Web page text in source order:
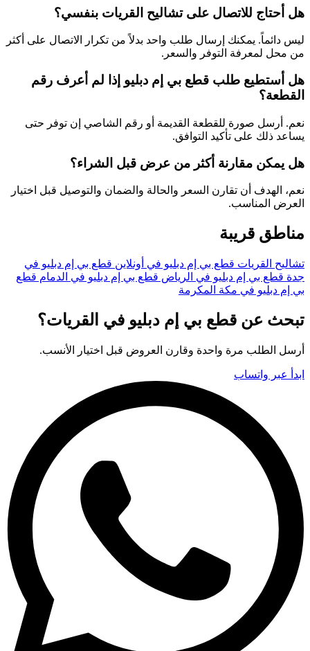
هل أحتاج للاتصال على تشاليح القريات بنفسي؟
ليس دائماً. يمكنك إرسال طلب واحد بدلاً من تكرار الاتصال على أكثر
من محل لمعرفة التوفر والسعر.
هل أستطيع طلب قطع بي إم دبليو إذا لم أعرف رقم
القطعة؟
نعم. أرسل صورة للقطعة القديمة أو رقم الشاصي إن توفر حتى
يساعد ذلك على تأكيد التوافق.
هل يمكن مقارنة أكثر من عرض قبل الشراء؟
نعم، الهدف أن تقارن السعر والحالة والضمان والتوصيل قبل اختيار
العرض المناسب.
مناطق قريبة
تشاليح القريات قطع بي إم دبليو في أونلاين قطع بي إم دبليو في
جدة قطع بي إم دبليو في الرياض قطع بي إم دبليو في الدمام قطع
بي إم دبليو في مكة المكرمة
تبحث عن قطع بي إم دبليو في القريات؟
أرسل الطلب مرة واحدة وقارن العروض قبل اختيار الأنسب.
ابدأ عبر واتساب